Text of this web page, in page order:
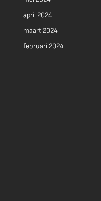
april 2024
maart 2024
februari 2024